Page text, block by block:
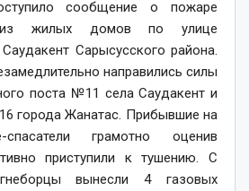
сообщение о пожаре
жилых домов по улице
Сарысусского района.
направились силы
поста №11 села Саудакент и
города Жанатас. Прибывшие на
грамотно оценив
приступили к тушению. С
вынесли 4 газовых